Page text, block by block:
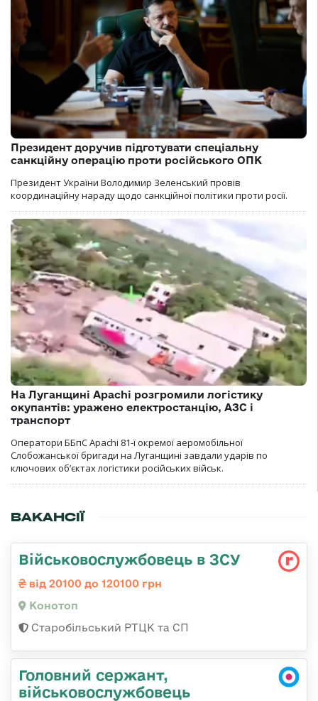
Президент доручив підготувати спеціальну
санкційну операцію проти російського ОПК
Президент України Володимир Зеленський провів
координаційну нараду щодо санкційної політики проти росії.
На Луганщині Apachi розгромили логістику
окупантів: уражено електростанцію, АЗС і
транспорт
Оператори ББпС Apachi 81-ї окремої аеромобільної
Слобожанської бригади на Луганщині завдали ударів по
ключових об’єктах логістики російських військ.
ВАКАНСІЇ
Військовослужбовець в ЗСУ
від 20100 до 120100 грн
Конотоп
Старобільський РТЦК та СП
Головний сержант,
військовослужбовець